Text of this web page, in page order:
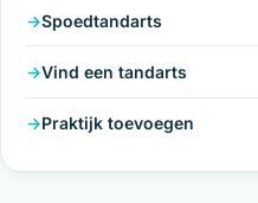
Spoedtandarts
Vind een tandarts
Praktijk toevoegen